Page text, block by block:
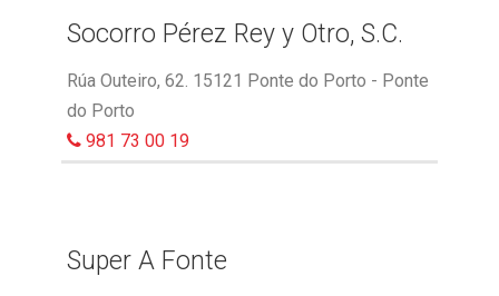
Socorro Pérez Rey y Otro, S.C.
Rúa Outeiro, 62. 15121 Ponte do Porto - Ponte
do Porto
981 73 00 19
Super A Fonte